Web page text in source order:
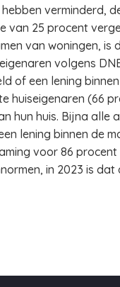
verminderd,
van 25 procent
van woningen, is
volgens
of een lening
huiseigenaren (66
hun huis. Bijna
lening binnen de
voor 86
in 2023 is